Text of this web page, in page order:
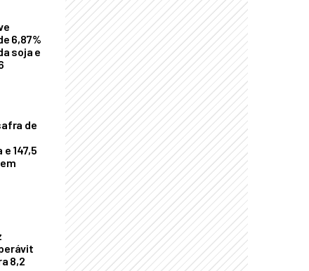
6,87%
soja e
de
147,5
8,2